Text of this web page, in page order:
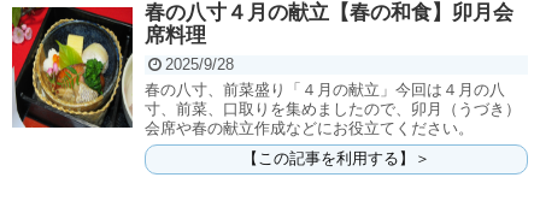
春の八寸４月の献立【春の和食】卯月会
席料理
2025/9/28
春の八寸、前菜盛り「４月の献立」今回は４月の八
寸、前菜、口取りを集めましたので、卯月（うづき）
会席や春の献立作成などにお役立てください。
【この記事を利用する】＞